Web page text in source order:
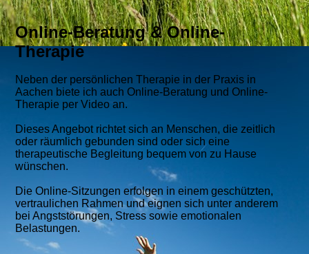
Online-Beratung & Online-
Therapie
Neben der persönlichen Therapie in der Praxis in
Aachen biete ich auch Online-Beratung und Online-
Therapie per Video an.
Dieses Angebot richtet sich an Menschen, die zeitlich
oder räumlich gebunden sind oder sich eine
therapeutische Begleitung bequem von zu Hause
wünschen.
Die Online-Sitzungen erfolgen in einem geschützten,
vertraulichen Rahmen und eignen sich unter anderem
bei Angststörungen, Stress sowie emotionalen
Belastungen.